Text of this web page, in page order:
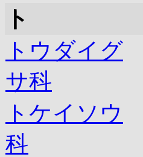
ト
トウダイグ
サ科
トケイソウ
科